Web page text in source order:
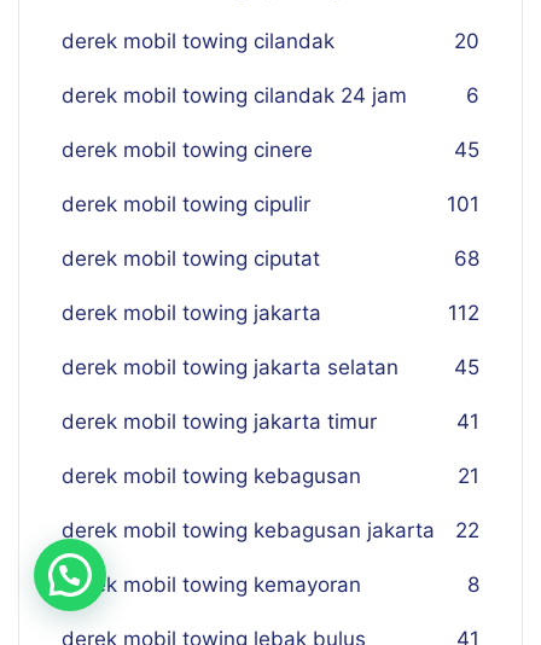
derek mobil towing cilandak 20
derek mobil towing cilandak 24 jam 6
derek mobil towing cinere 45
derek mobil towing cipulir 101
derek mobil towing ciputat 68
derek mobil towing jakarta 112
derek mobil towing jakarta selatan 45
derek mobil towing jakarta timur 41
derek mobil towing kebagusan 21
derek mobil towing kebagusan jakarta 22
derek mobil towing kemayoran 8
derek mobil towing lebak bulus 41